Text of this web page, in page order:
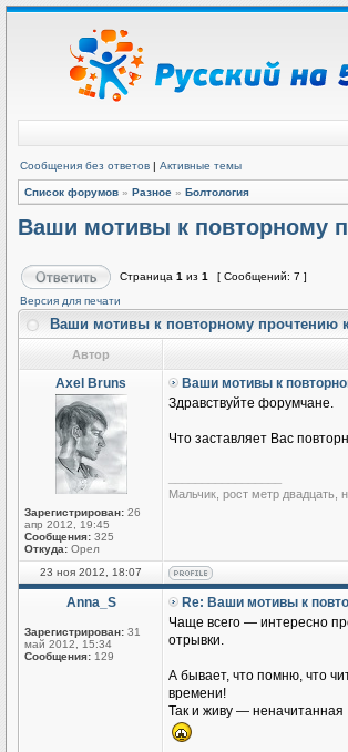
Сообщения без ответов | Активные темы
Список форумов » Разное » Болтология
Ваши мотивы к повторному
Страница 1 из 1
[ Сообщений: 7 ]
Версия для печати
Ваши мотивы к повторному прочтению
Автор
Axel Bruns
Зарегистрирован: 26
апр 2012, 19:45
Сообщения: 325
Откуда: Орел
Ваши мотивы к
Здравствуйте форумчане.
Что заставляет Вас
Мальчик, рост метр
23 ноя 2012, 18:07
Anna_S
Зарегистрирован: 31
май 2012, 15:34
Сообщения: 129
Re: Ваши мотивы к
Чаще всего — интересно
отрывки.
А бывает, что помню, что
времени!
Так и живу — неначитанная